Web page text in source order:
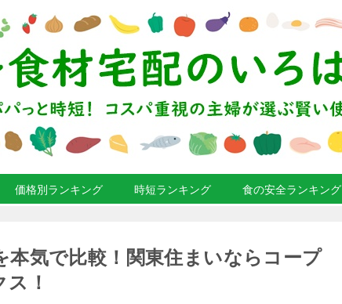
価格別ランキング 時短ランキング 食の安全ランキング
気で比較！関東住まいならコープ
！